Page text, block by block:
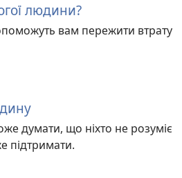
людини?
вам пережити втрату
думати, що ніхто не розуміє
підтримати.